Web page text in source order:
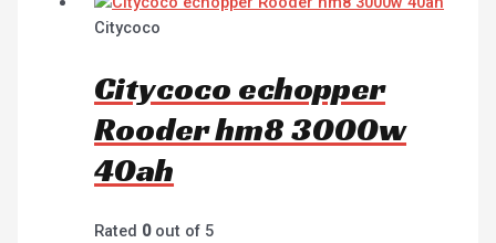
Citycoco
Citycoco echopper
Rooder hm8 3000w
40ah
Rated 0out of 5